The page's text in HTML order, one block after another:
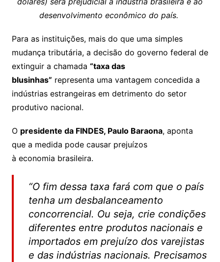
desenvolvimento econômico do país.
Para as instituições, mais do que uma simples
mudança tributária, a decisão do governo federal de
extinguir a chamada “taxa das
blusinhas” representa uma vantagem concedida a
indústrias estrangeiras em detrimento do setor
produtivo nacional.
O presidente da FINDES, Paulo Baraona, aponta
que a medida pode causar prejuízos
à economia brasileira.
“O fim dessa taxa fará com que o país
tenha um desbalanceamento
concorrencial. Ou seja, crie condições
diferentes entre produtos nacionais e
importados em prejuízo dos varejistas
e das indústrias nacionais. Precisamos